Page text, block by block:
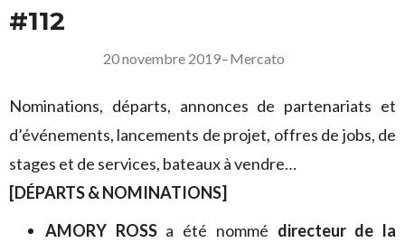
#112
20 novembre 2019–Mercato
Nominations, départs, annonces de partenariats et
d’événements, lancements de projet, offres de jobs, de
stages et de services, bateaux à vendre…
[DÉPARTS & NOMINATIONS]
AMORY ROSSa été nommé directeur de la